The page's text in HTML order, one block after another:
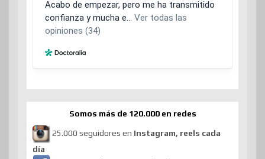
Somos más de 120.000 en redes
25.000 seguidores en Instagram, reels cada
día